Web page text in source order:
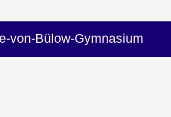
von-Bülow-Gymnasium